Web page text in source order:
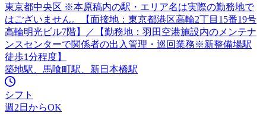
東京都中央区 ※本原稿内の駅・エリア名は実際の勤務地で
はございません。【面接地：東京都港区高輪2丁目15番19号
高輪明光ビル7階】／【勤務地：羽田空港施設内のメンテナ
ンスセンターで関係者の出入管理・巡回業務※新整備場駅
徒歩1分程度】
築地駅、馬喰町駅、新日本橋駅
シフト
週2日からOK